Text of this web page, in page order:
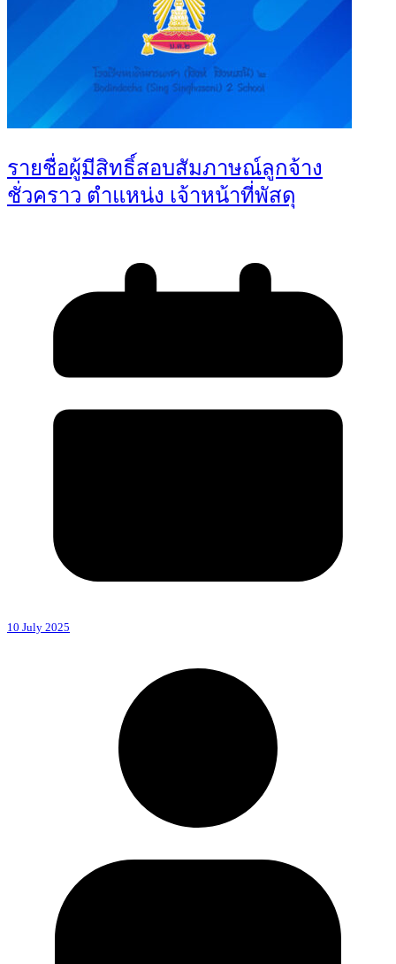
รายชื่อผู้มีสิทธิ์สอบสัมภาษณ์ลูกจ้าง
ชั่วคราว ตำแหน่ง เจ้าหน้าที่พัสดุ
10 July 2025